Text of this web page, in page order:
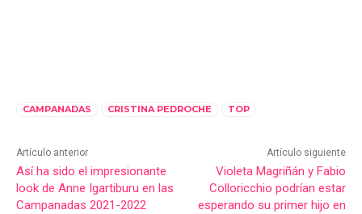
CAMPANADAS CRISTINA PEDROCHE TOP
Artículo anterior
Así ha sido el impresionante
look de Anne Igartiburu en las
Campanadas 2021-2022
Artículo siguiente
Violeta Magriñán y Fabio
Colloricchio podrían estar
esperando su primer hijo en